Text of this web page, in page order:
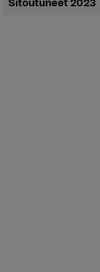
Sitoutuneet 2023